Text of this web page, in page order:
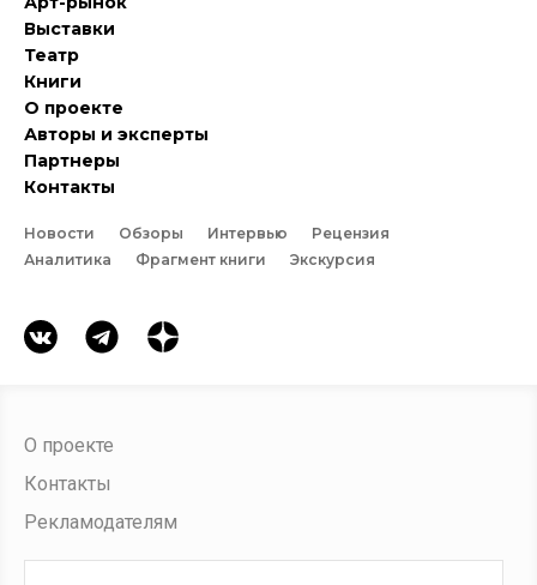
Выставки
Театр
Книги
О проекте
Авторы и эксперты
Партнеры
Контакты
Новости Обзоры Интервью
Рецензия
Аналитика
Фрагмент книги Экскурсия
О проекте
Контакты
Рекламодателям